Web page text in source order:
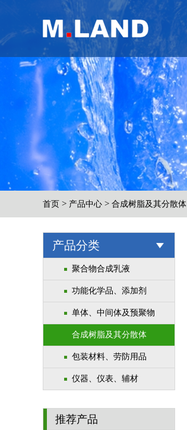
首页 > 产品中心 > 合成树脂及其分散体
产品分类
聚合物合成乳液
功能化学品、添加剂
单体、中间体及预聚物
合成树脂及其分散体
包装材料、劳防用品
仪器、仪表、辅材
推荐产品